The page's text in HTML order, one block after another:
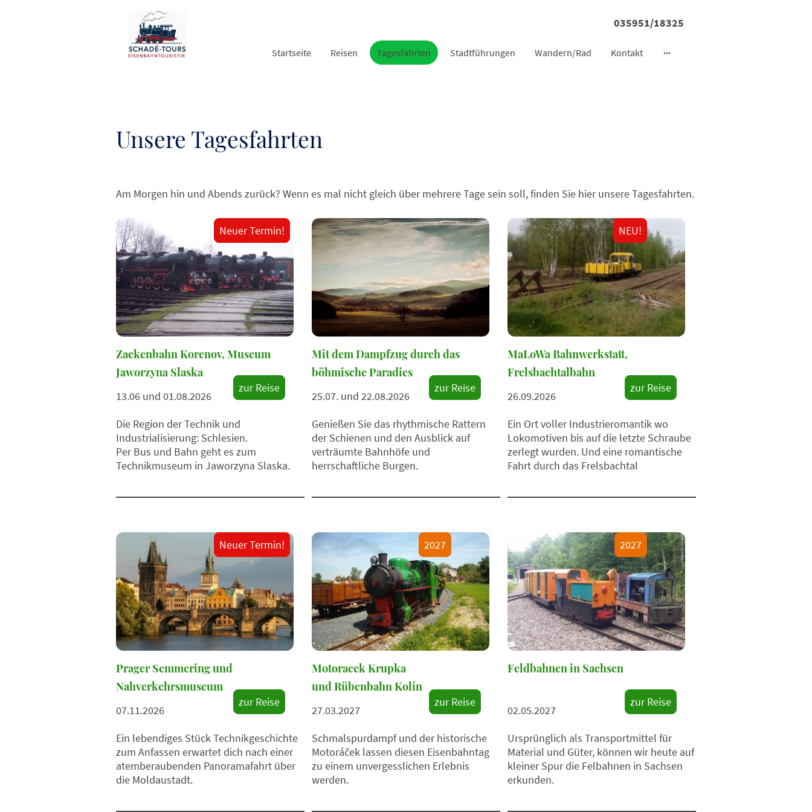
035951/18325
Startseite Reisen Tagesfahrten Stadtführungen Wandern/Rad Kontakt
Unsere Tagesfahrten
Am Morgen hin und Abends zurück? Wenn es mal nicht gleich über mehrere Tage sein soll, finden Sie hier unsere Tagesfahrten.
Zackenbahn Korenov, Museum
Jaworzyna Slaska
13.06 und 01.08.2026
Die Region der Technik und
Industrialisierung: Schlesien.
Per Bus und Bahn geht es zum
Technikmuseum in Jaworzyna Slaska.
Neuer Termin!
zur Reise
Mit dem Dampfzug durch das
böhmische Paradies
25.07. und 22.08.2026
Genießen Sie das rhythmische Rattern
der Schienen und den Ausblick auf
verträumte Bahnhöfe und
herrschaftliche Burgen.
zur Reise
Prager Semmering und
Nahverkehrsmuseum
07.11.2026
Ein lebendiges Stück Technikgeschichte
zum Anfassen erwartet dich nach einer
atemberaubenden Panoramafahrt über
die Moldaustadt.
Neuer Termin!
zur Reise
NEU!
MaLoWa Bahnwerkstatt,
Frelsbachtalbahn
26.09.2026
Ein Ort voller Industrieromantik wo
Lokomotiven bis auf die letzte Schraube
zerlegt wurden. Und eine romantische
Fahrt durch das Frelsbachtal
zur Reise
2027
Feldbahnen in Sachsen
02.05.2027
Ursprünglich als Transportmittel für
Material und Güter, können wir heute auf
kleiner Spur die Felbahnen in Sachsen
erkunden.
zur Reise
2027
Motoracek Krupka
und Rübenbahn Kolin
27.03.2027
Schmalspurdampf und der historische
Motoráček lassen diesen Eisenbahntag
zu einem unvergesslichen Erlebnis
werden.
zur Reise